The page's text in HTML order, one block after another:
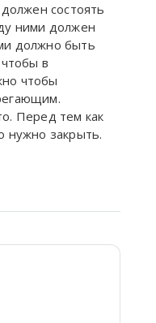
состоять
ними должен
должно быть
в
чтобы
Перед тем как
нужно закрыть.